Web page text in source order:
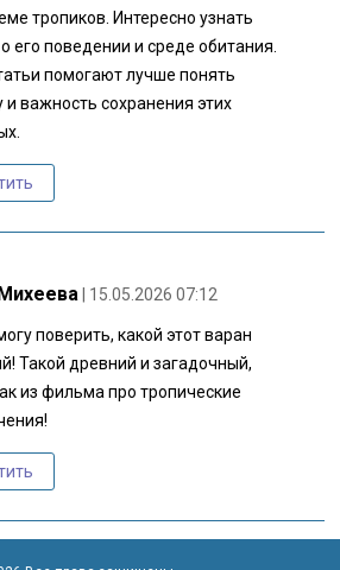
тропиков. Интересно узнать
его поведении и среде обитания.
помогают лучше понять
и важность сохранения этих
| 15.05.2026 07:12
поверить, какой этот варан
Такой древний и загадочный,
из фильма про тропические